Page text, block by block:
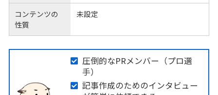
コンテンツの
性質
未設定
圧倒的なPRメンバー（プロ選
手）
記事作成のためのインタビュー